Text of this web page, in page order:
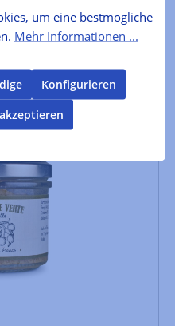
um eine bestmögliche
Mehr Informationen ...
Konfigurieren